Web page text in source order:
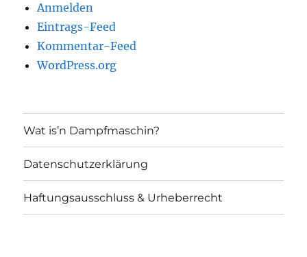
Anmelden
Eintrags-Feed
Kommentar-Feed
WordPress.org
Wat is’n Dampfmaschin?
Datenschutzerklärung
Haftungsausschluss & Urheberrecht